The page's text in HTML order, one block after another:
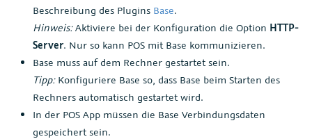
Beschreibung des Plugins Base.
Hinweis:Aktiviere bei der Konfiguration die Option HTTP-
Server. Nur so kann POS mit Base kommunizieren.
Base muss auf dem Rechner gestartet sein.
Tipp:Konfiguriere Base so, dass Base beim Starten des
Rechners automatisch gestartet wird.
In der POS App müssen die Base Verbindungsdaten
gespeichert sein.